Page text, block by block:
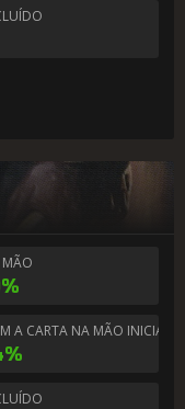
A CARTA NA MÃO INICIAL